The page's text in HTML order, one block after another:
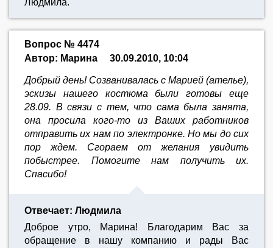
Людмила.
Вопрос № 4474
Автор: Марина
30.09.2010, 10:04
Добрый день! Созванивалась с Марией (ателье),
эскизы нашего костюма были готовы еще
28.09. В связи с тем, что сама была занята,
она просила кого-то из Ваших работников
отправить их нам по электронке. Но мы до сих
пор ждем. Сгораем от желания увидить
побыстрее. Помогите нам получить их.
Спасибо!
Отвечает: Людмила
Доброе утро, Марина! Благодарим Вас за
обращение в нашу компанию и рады Вас